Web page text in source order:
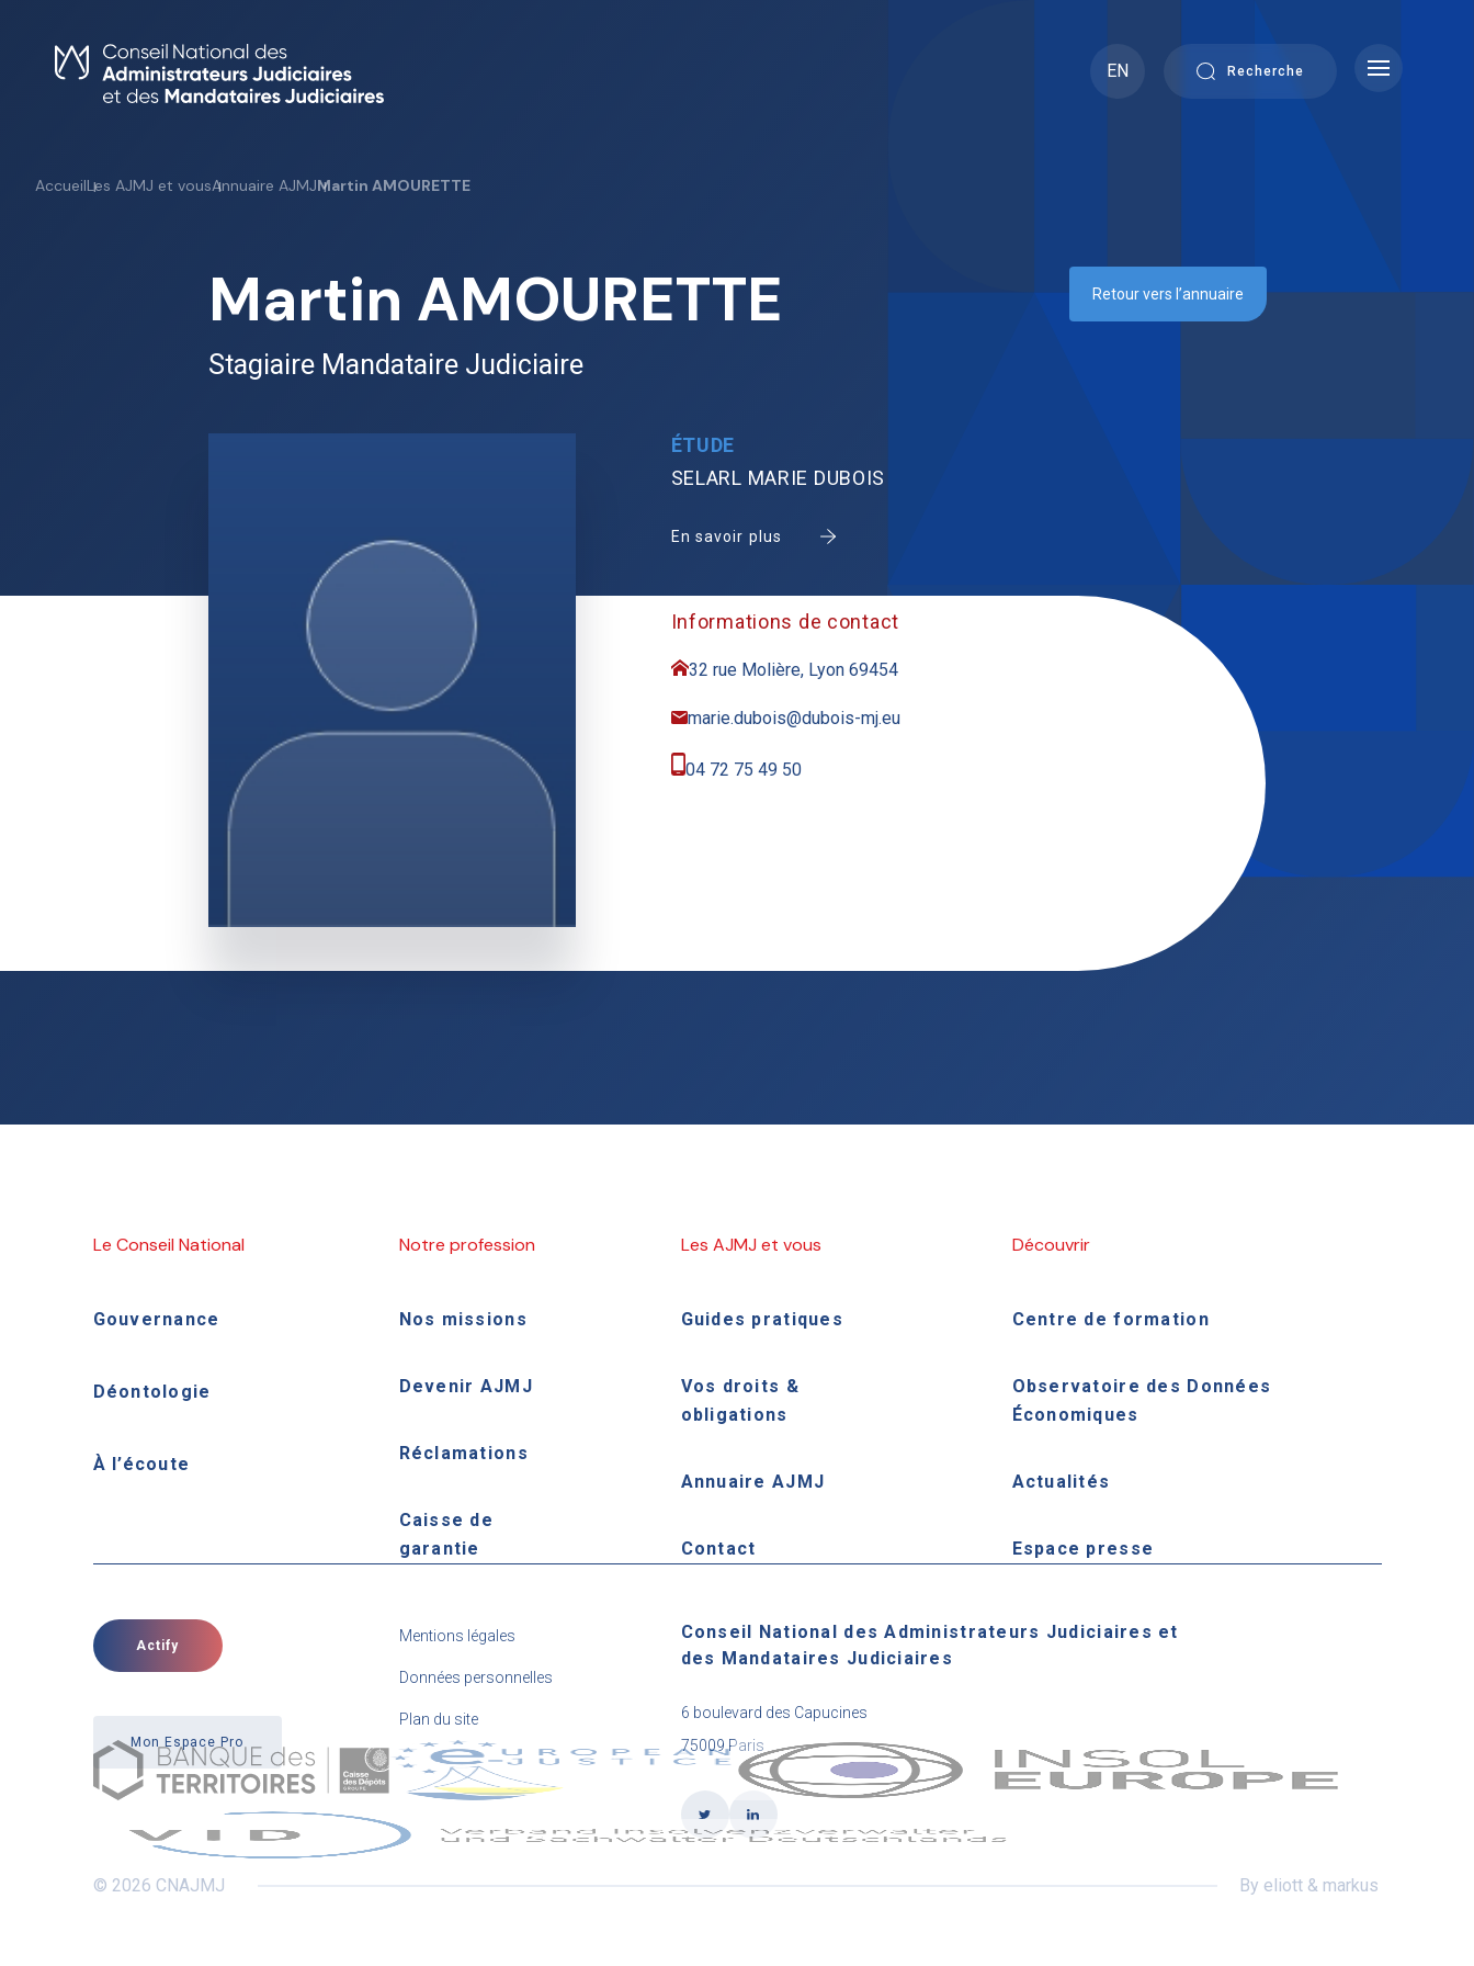
content
EN
Recherche
AccueilLes AJMJ et vousAnnuaire AJMJMartin AMOURETTE
Martin AMOURETTE
Stagiaire Mandataire Judiciaire
Retour vers l’annuaire
ÉTUDE
SELARL MARIE DUBOIS
En savoir plus
Informations de contact
32 rue Molière, Lyon 69454
marie.dubois@dubois-mj.eu
04 72 75 49 50
Le Conseil National
Gouvernance
Déontologie
À l’écoute
Notre profession
Nos missions
Devenir AJMJ
Réclamations
Caisse de
garantie
Les AJMJ et vous
Guides pratiques
Vos droits &
obligations
Annuaire AJMJ
Contact
Découvrir
Centre de formation
Observatoire des Données
Économiques
Actualités
Espace presse
Actify
Mon Espace Pro
Mentions légales
Données personnelles
Plan du site
Conseil National des Administrateurs Judiciaires et
des Mandataires Judiciaires
6 boulevard des Capucines
75009 Paris
© 2026 CNAJMJ By eliott & markus